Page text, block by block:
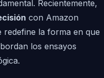
Recientemente,
con Amazon
redefine la forma en que
los ensayos